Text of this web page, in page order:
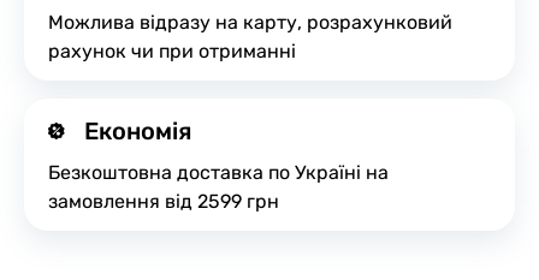
Можлива відразу на карту, розрахунковий
рахунок чи при отриманні
Економія
Безкоштовна доставка по Україні на
замовлення від 2599 грн